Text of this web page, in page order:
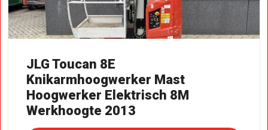
JLG Toucan 8E
Knikarmhoogwerker Mast
Hoogwerker Elektrisch 8M
Werkhoogte 2013